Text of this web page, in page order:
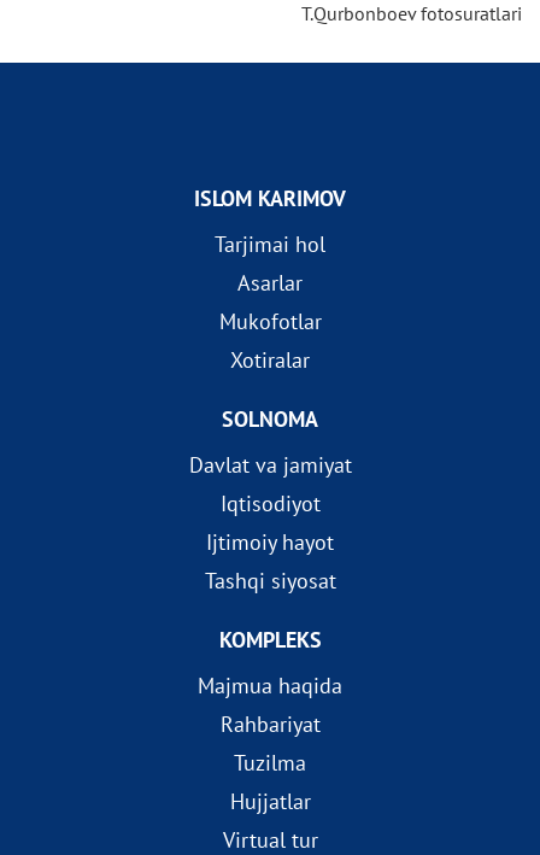
T.Qurbonboev fotosuratlari
ISLOM KARIMOV
Tarjimai hol
Asarlar
Mukofotlar
Xotiralar
SOLNOMA
Davlat va jamiyat
Iqtisodiyot
Ijtimoiy hayot
Tashqi siyosat
KOMPLEKS
Majmua haqida
Rahbariyat
Tuzilma
Hujjatlar
Virtual tur